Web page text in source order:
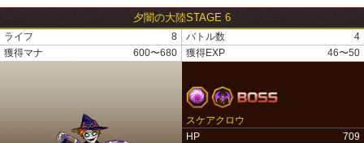
夕闇の大陸STAGE 6
ライフ 8 バトル数
4
獲得マナ
600〜680 獲得EXP 46〜50
スケアクロウ
HP
709